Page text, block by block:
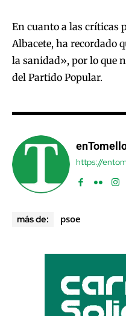
En cuanto a las críticas
Albacete, ha recordado
la sanidad», por lo que
del Partido Popular.
https://
más de: psoe